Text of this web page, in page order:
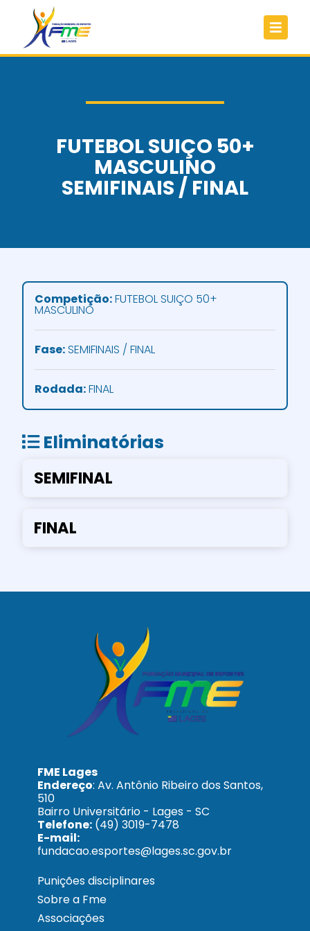
FUTEBOL SUIÇO 50+
MASCULINO
SEMIFINAIS / FINAL
Eliminatórias
SEMIFINAL
FINAL
Competição:FUTEBOL SUIÇO 50+
MASCULINO
Fase:SEMIFINAIS / FINAL
Rodada:FINAL
FME Lages
Endereço: Av. Antônio Ribeiro dos Santos,
510
Bairro Universitário - Lages - SC
Telefone: (49) 3019-7478
E-mail:
fundacao.esportes@lages.sc.gov.br
Punições disciplinares
Sobre a Fme
Associações